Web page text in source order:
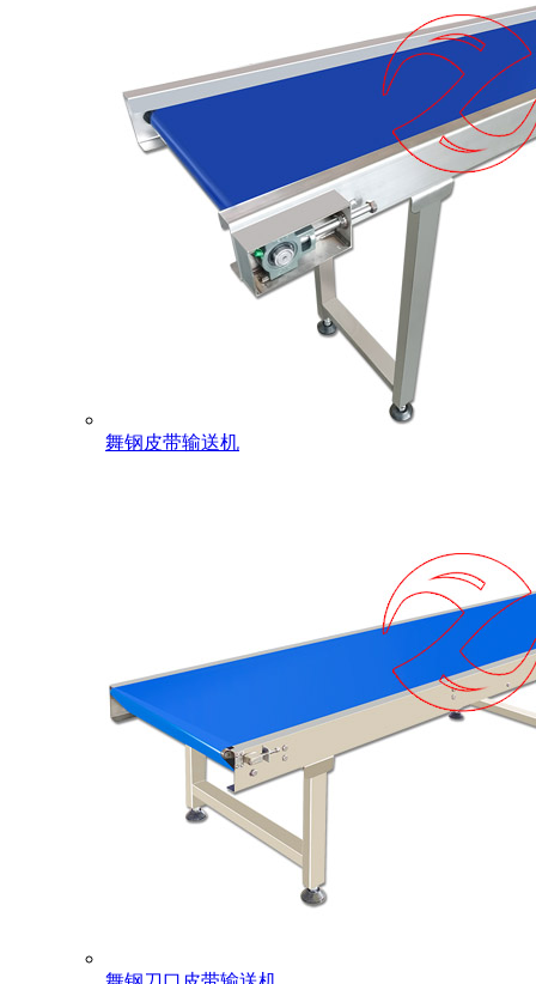
舞钢皮带输送机